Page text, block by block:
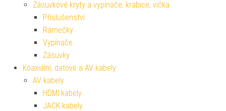
Zásuvkové kryty a vypínače, krabice, víčka
Příslušenství
Rámečky
Vypínače
Zásuvky
Koaxiální, datové a AV kabely
AV kabely
HDMI kabely
JACK kabely